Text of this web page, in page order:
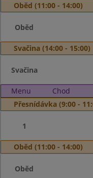
Oběd (11:00 - 14:00)
Oběd
Svačina (14:00 - 15:00)
Svačina
Menu Chod
Přesnídávka (9:00 -
1
Oběd (11:00 - 14:00)
Oběd